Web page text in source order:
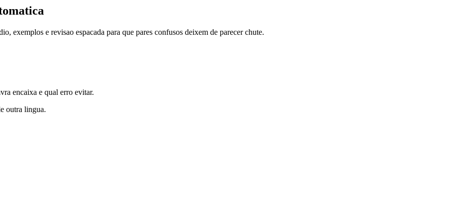
exemplos e revisao espacada para que pares confusos deixem de parecer chute.
encaixa e qual erro evitar.
outra lingua.